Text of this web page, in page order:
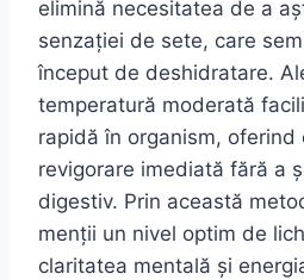
elimină necesitatea de a
senzației de sete, care
început de deshidratare.
temperatură moderată
rapidă în organism, oferind
revigorare imediată fără a
digestiv. Prin această
menții un nivel optim de
claritatea mentală și